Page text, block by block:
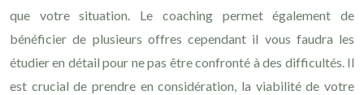
que votre situation. Le coaching permet également de
bénéficier de plusieurs offres cependant il vous faudra les
étudier en détail pour ne pas être confronté à des difficultés. Il
est crucial de prendre en considération, la viabilité de votre